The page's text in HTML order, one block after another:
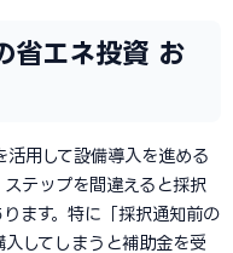
省エネ投資 お
用して設備導入を進める
テップを間違えると採択
ます。特に「採択通知前の
してしまうと補助金を受